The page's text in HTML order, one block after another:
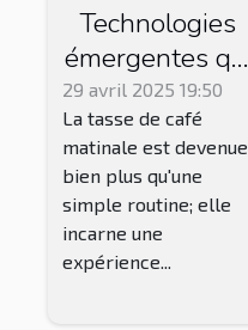
Technologies
émergentes qui
transforment
l'expérience du
café
29 avril 2025 19:50
La tasse de café
matinale est devenue
bien plus qu'une
simple routine; elle
incarne une
expérience...